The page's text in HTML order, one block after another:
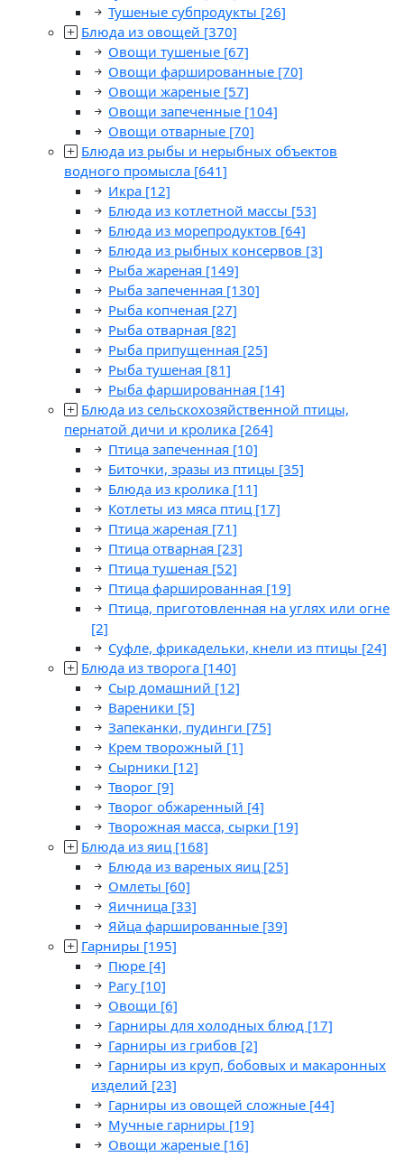
Тушеные субпродукты [26]
Блюда из овощей [370]
Овощи тушеные [67]
Овощи фаршированные [70]
Овощи жареные [57]
Овощи запеченные [104]
Овощи отварные [70]
Блюда из рыбы и нерыбных объектов
водного промысла [641]
Икра [12]
Блюда из котлетной массы [53]
Блюда из морепродуктов [64]
Блюда из рыбных консервов [3]
Рыба жареная [149]
Рыба запеченная [130]
Рыба копченая [27]
Рыба отварная [82]
Рыба припущенная [25]
Рыба тушеная [81]
Рыба фаршированная [14]
Блюда из сельскохозяйственной птицы,
пернатой дичи и кролика [264]
Птица запеченная [10]
Биточки, зразы из птицы [35]
Блюда из кролика [11]
Котлеты из мяса птиц [17]
Птица жареная [71]
Птица отварная [23]
Птица тушеная [52]
Птица фаршированная [19]
Птица, приготовленная на углях или огне
[2]
Суфле, фрикадельки, кнели из птицы [24]
Блюда из творога [140]
Сыр домашний [12]
Вареники [5]
Запеканки, пудинги [75]
Крем творожный [1]
Сырники [12]
Творог [9]
Творог обжаренный [4]
Творожная масса, сырки [19]
Блюда из яиц [168]
Блюда из вареных яиц [25]
Омлеты [60]
Яичница [33]
Яйца фаршированные [39]
Гарниры [195]
Пюре [4]
Рагу [10]
Овощи [6]
Гарниры для холодных блюд [17]
Гарниры из грибов [2]
Гарниры из круп, бобовых и макаронных
изделий [23]
Гарниры из овощей сложные [44]
Мучные гарниры [19]
Овощи жареные [16]